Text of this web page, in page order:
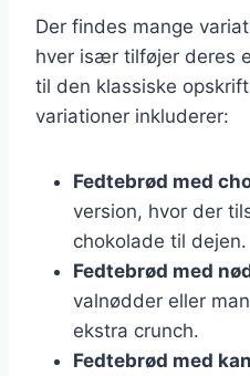
Der findes mange
hver især tilføjer deres
til den klassiske
variationer inkluderer:
Fedtebrød med
version, hvor der
chokolade til dejen.
Fedtebrød med
valnødder eller
ekstra crunch.
Fedtebrød med